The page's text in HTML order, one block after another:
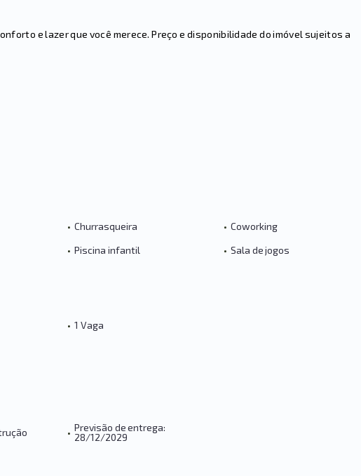
e lazer que você merece. Preço e disponibilidade do imóvel sujeitos a
• Churrasqueira • Coworking
• Piscina infantil • Sala de jogos
• 1 Vaga
• Previsão de entrega:
28/12/2029